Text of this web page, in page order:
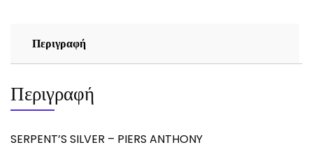
Περιγραφή
Περιγραφή
SERPENT’S SILVER – PIERS ANTHONY